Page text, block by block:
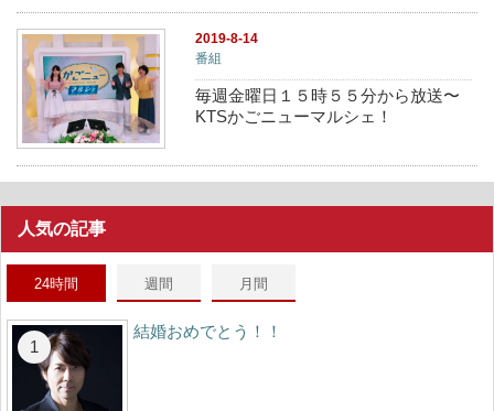
2019-8-14
番組
毎週金曜日１５時５５分から放送〜
KTSかごニューマルシェ！
人気の記事
24時間 週間 月間
結婚おめでとう！！